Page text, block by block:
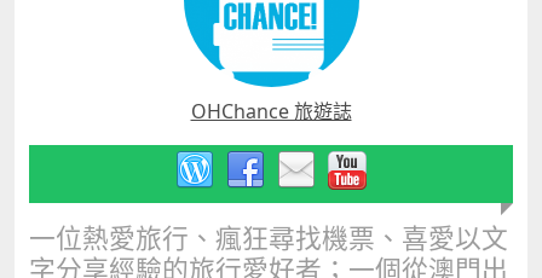
OHChance 旅遊誌
一位熱愛旅行、瘋狂尋找機票、喜愛以文
字分享經驗的旅行愛好者；一個從澳門出